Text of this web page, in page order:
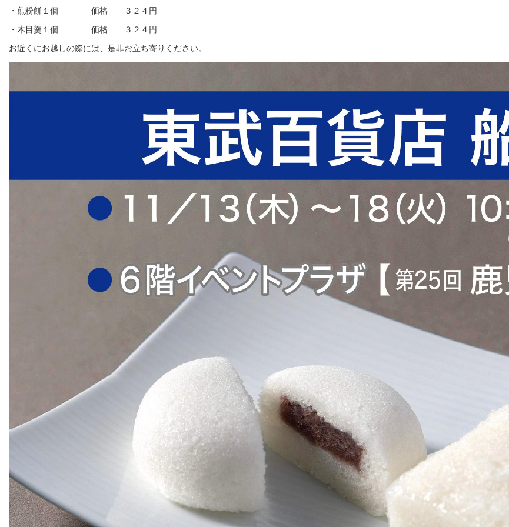
・煎粉餅１個 価格 ３２４円
・木目羹１個 価格 ３２４円
お近くにお越しの際には、是非お立ち寄りください。